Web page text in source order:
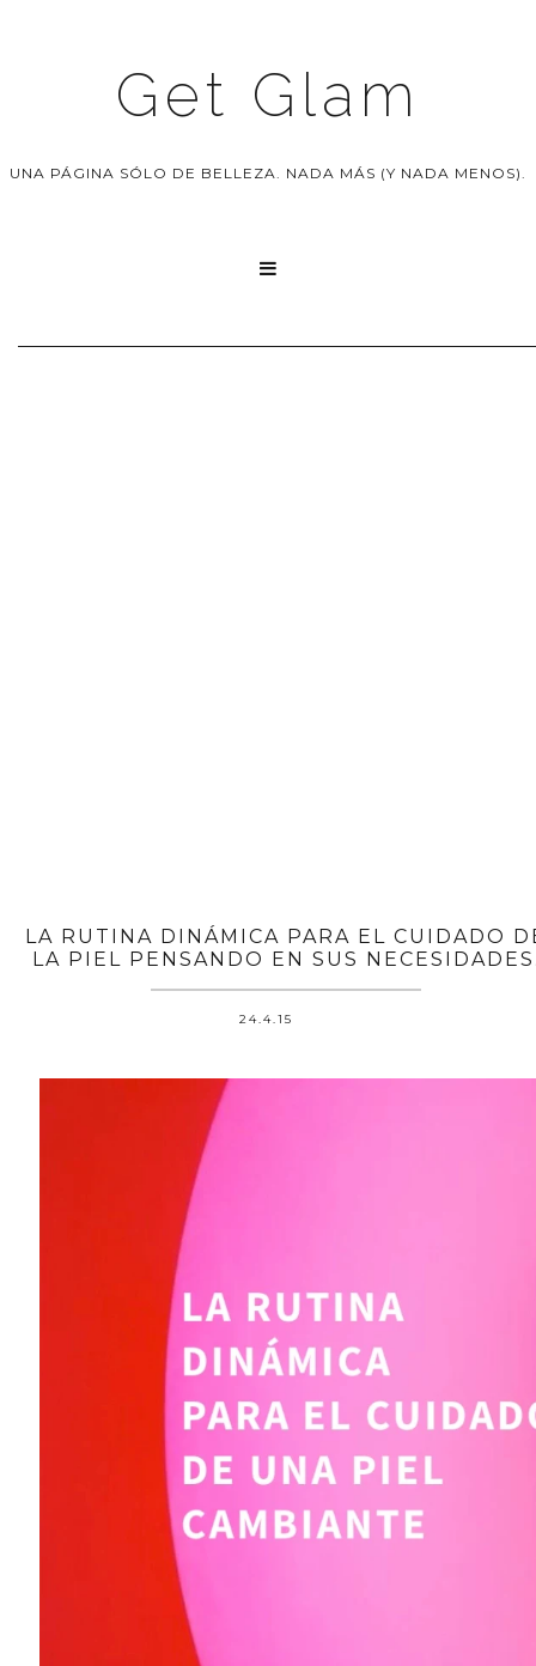
Get Glam
UNA PÁGINA SÓLO DE BELLEZA. NADA MÁS (Y NADA MENOS).

LA RUTINA DINÁMICA PARA EL CUIDADO
LA PIEL PENSANDO EN SUS
24.4.15